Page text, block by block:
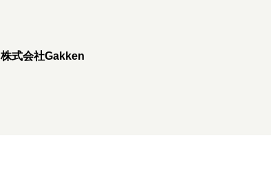
株式会社Gakken